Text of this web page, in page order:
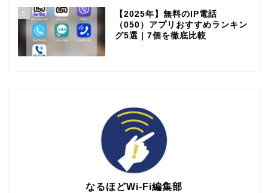
5
【2025年】無料のIP電話
（050）アプリおすすめランキン
グ5選｜7個を徹底比較
なるほどWi-Fi編集部